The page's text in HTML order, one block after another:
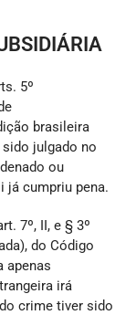
5º
brasileira
julgado no
ou
já cumpriu pena.
7º, II, e § 3º
do Código
apenas
irá
crime tiver sido